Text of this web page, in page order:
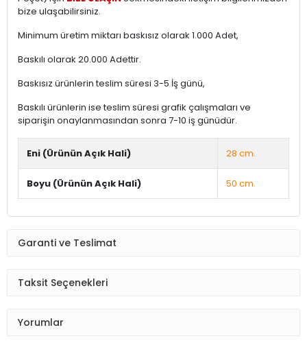
bize ulaşabilirsiniz.
Minimum üretim miktarı baskısız olarak 1.000 Adet,
Baskılı olarak 20.000 Adettir.
Baskısız ürünlerin teslim süresi 3-5 İş günü,
Baskılı ürünlerin ise teslim süresi grafik çalışmaları ve
siparişin onaylanmasından sonra 7-10 iş günüdür.
Eni (Ürünün Açık Hali) 28 cm.
Boyu (Ürünün Açık Hali) 50 cm.
Garanti ve Teslimat
Taksit Seçenekleri
Yorumlar